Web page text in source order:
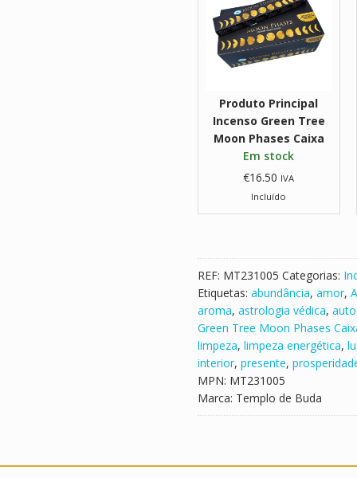
e
n
s
o
e
e
n
T
r
e
e
o
P
h
e
s
Produto Principal
Incenso Green Tree
Moon Phases Caixa
Em stock
€16.50 IVA
Incluído
REF: MT231005 Categorias:
Etiquetas: abundância, amor,
aroma, astrologia védica,
Green Tree Moon Phases
limpeza, limpeza energética,
interior, presente,
MPN: MT231005
Marca: Templo de Buda